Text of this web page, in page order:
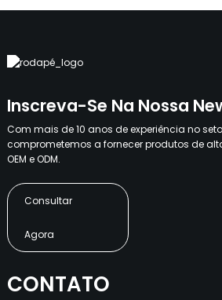
Inscreva-Se Na Nossa
Com mais de 10 anos de experiência no
comprometemos a fornecer produtos de
OEM e ODM.
Consultar
Agora
CONTATO